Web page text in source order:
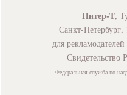
Питер-Т,
Санкт-
для рекламодателей
Федеральная служба по